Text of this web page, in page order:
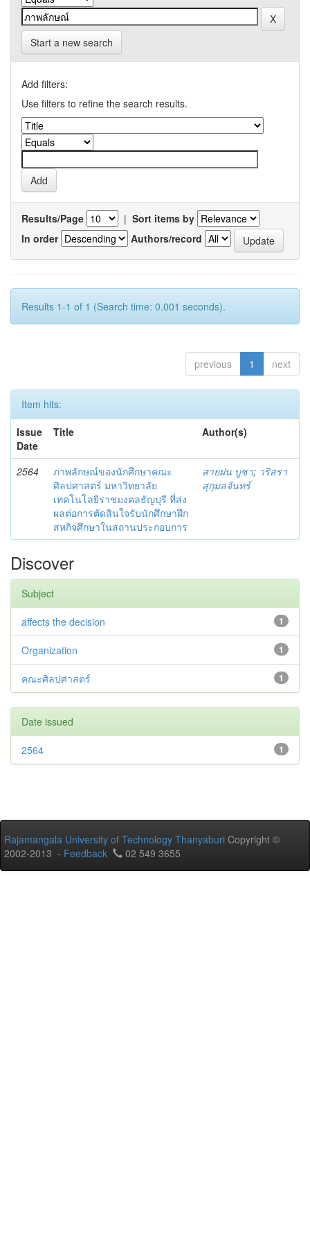
Start a new search
Add filters:
Use filters to refine the search results.
Results/Page | Sort items by
In order
Authors/record
Results 1-1 of 1 (Search time: 0.001 seconds).
previous 1 next
Item hits:
Issue
Date
Title Author(s)
2564
ภาพลักษณ์ของนักศึกษาคณะ
ศิลปศาสตร์ มหาวิทยาลัย
เทคโนโลยีราชมงคลธัญบุรี ที่ส่ง
ผลต่อการตัดสินใจรับนักศึกษาฝึก
สหกิจศึกษาในสถานประกอบการ
สายฝน บูชา; วริสรา
สุกุมลจันทร์
Discover
Subject
1
affects the decision
1
Organization
1
คณะศิลปศาสตร์
Date issued
1
2564
Rajamangala University of Technology Thanyaburi Copyright ©
2002-2013 - Feedback 02 549 3655